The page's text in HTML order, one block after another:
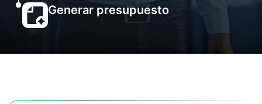
Generar presupuesto